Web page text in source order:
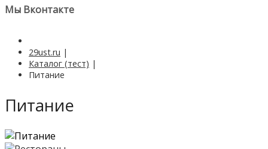
Мы Вконтакте
29ust.ru |
Каталог (тест) |
Питание
Питание